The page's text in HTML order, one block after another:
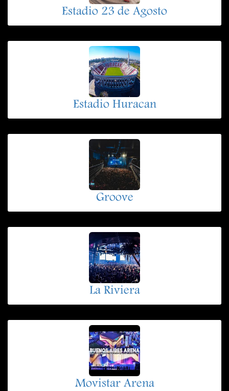
Estadio 23 de Agosto
Estadio Huracan
Groove
La Riviera
Movistar Arena